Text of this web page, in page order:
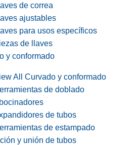
de correa
ajustables
para usos específicos
de llaves
y conformado
All Curvado y conformado
de doblado
de tubos
de estampado
y unión de tubos